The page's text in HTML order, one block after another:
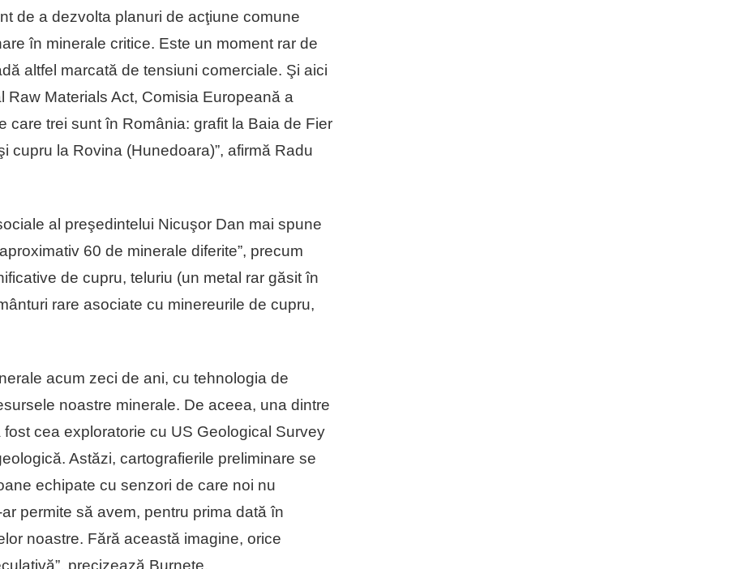
de a dezvolta planuri de acţiune comune
în minerale critice. Este un moment rar de
altfel marcată de tensiuni comerciale. Şi aici
Materials Act, Comisia Europeană a
care trei sunt în România: grafit la Baia de Fier
cupru la Rovina (Hunedoara)”, afirmă Radu
al preşedintelui Nicuşor Dan mai spune
60 de minerale diferite”, precum
de cupru, teluriu (un metal rar găsit în
rare asociate cu minereurile de cupru,
acum zeci de ani, cu tehnologia de
noastre minerale. De aceea, una dintre
cea exploratorie cu US Geological Survey
Astăzi, cartografierile preliminare se
echipate cu senzori de care noi nu
permite să avem, pentru prima dată în
noastre. Fără această imagine, orice